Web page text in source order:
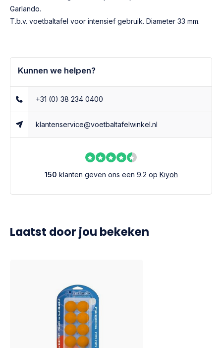
Garlando.
T.b.v. voetbaltafel voor intensief gebruik. Diameter 33 mm.
Kunnen we helpen?
+31 (0) 38 234 0400
klantenservice@voetbaltafelwinkel.nl
150 klanten geven ons een 9.2 op Kiyoh
Laatst door jou bekeken